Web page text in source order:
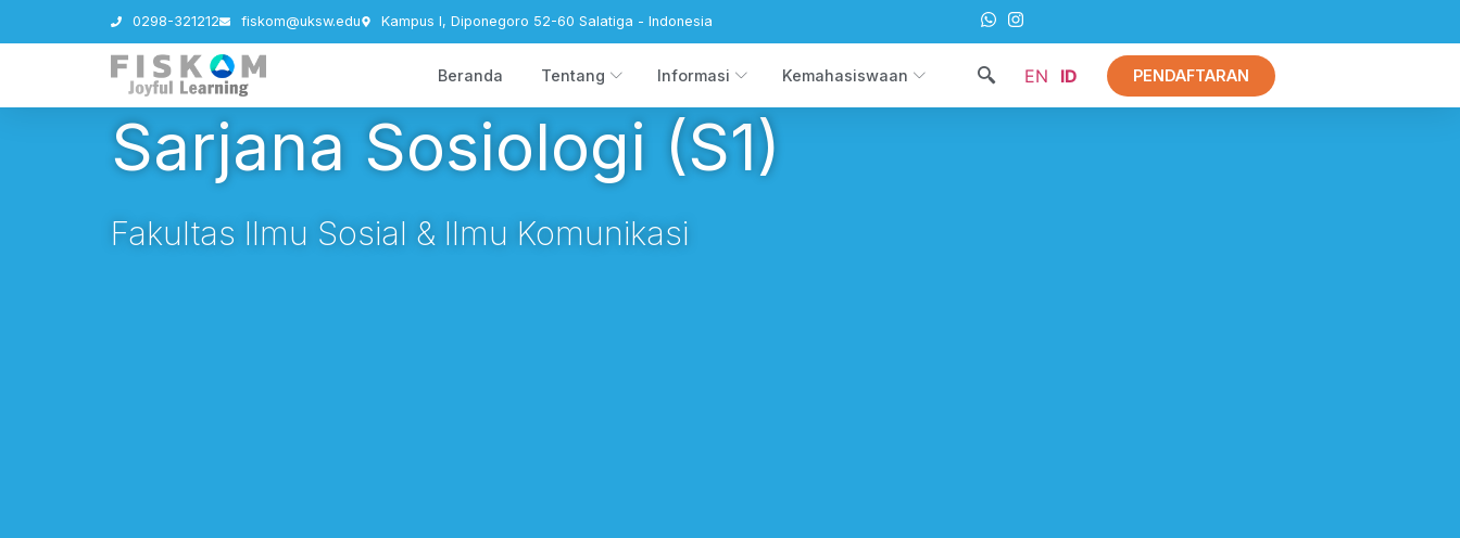
0298-321212 fiskom@uksw.edu Kampus I, Diponegoro 52-60 Salatiga - Indonesia
Beranda Tentang Informasi Kemahasiswaan EN ID PENDAFTARAN
Sarjana Sosiologi (S1)
Fakultas Ilmu Sosial & Ilmu Komunikasi